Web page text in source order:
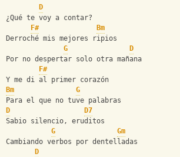
D
¿Qué te voy a contar?
F#
Bm
Derroché mis mejores ripios
G
D
Por no despertar solo otra mañana
F#
Y me di al primer corazón
Bm
G
Para el que no tuve palabras
D
D7
Sabio silencio, eruditos
G
Gm
Cambiando verbos por dentelladas
D